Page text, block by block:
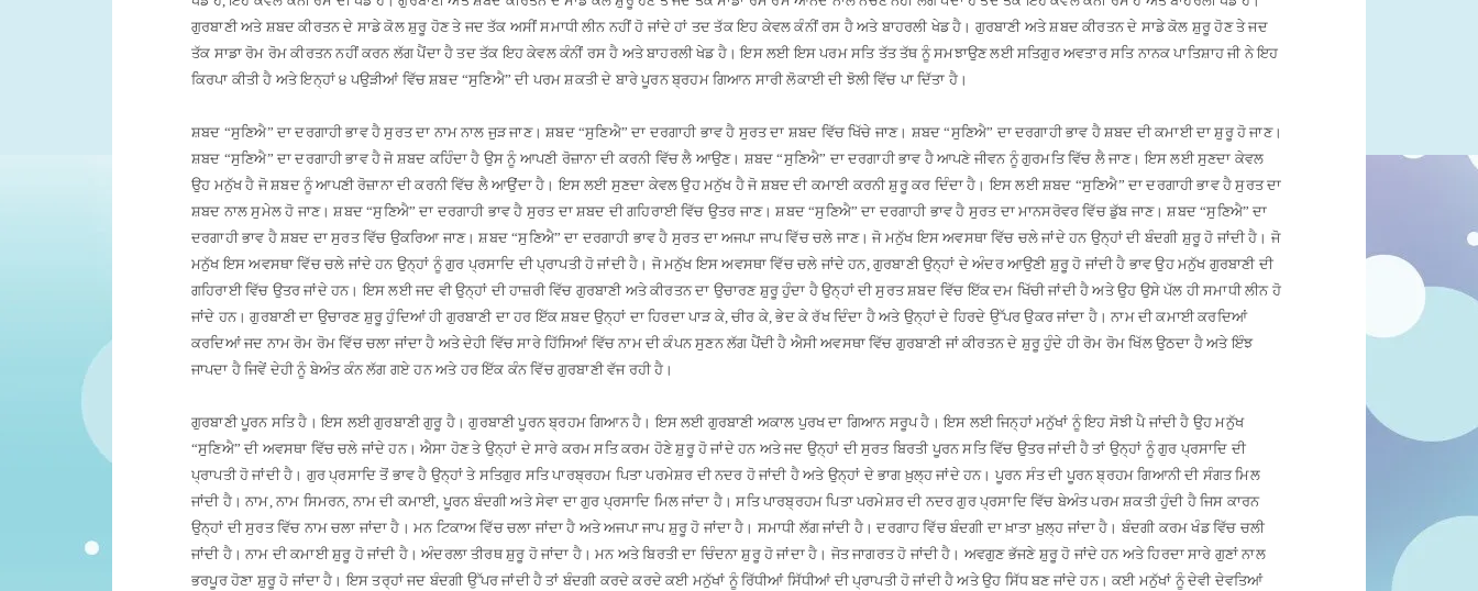
ਗੁਰਬਾਣੀ ਅਤੇ ਸ਼ਬਦ ਕੀਰਤਨ ਦੇ ਸਾਡੇ ਕੋਲ ਸ਼ੁਰੂ ਹੋਣ ਤੇ ਜਦ ਤੱਕ ਅਸੀਂ ਸਮਾਧੀ ਲੀਨ ਨਹੀਂ ਹੋ ਜਾਂਦੇ ਹਾਂ ਤਦ ਤੱਕ ਇਹ ਕੇਵਲ ਕੰਨੀਂ ਰਸ ਹੈ ਅਤੇ ਬਾਹਰਲੀ ਖੇਡ ਹੈ । ਗੁਰਬਾਣੀ ਅਤੇ ਸ਼ਬਦ ਕੀਰਤਨ ਦੇ ਸਾਡੇ ਕੋਲ ਸ਼ੁਰੂ ਹੋਣ ਤੇ ਜਦ
ਤੱਕ ਸਾਡਾ ਰੋਮ ਰੋਮ ਕੀਰਤਨ ਨਹੀਂ ਕਰਨ ਲੱਗ ਪੈਂਦਾ ਹੈ ਤਦ ਤੱਕ ਇਹ ਕੇਵਲ ਕੰਨੀਂ ਰਸ ਹੈ ਅਤੇ ਬਾਹਰਲੀ ਖੇਡ ਹੈ ।ਇਸ ਲਈ ਇਸ ਪਰਮ ਸਤਿ ਤੱਤ ਤੱਥ ਨੂੰ ਸਮਝਾਉਣ ਲਈ ਸਤਿਗੁਰ ਅਵਤਾਰ ਸਤਿ ਨਾਨਕ ਪਾਤਿਸ਼ਾਹ ਜੀ ਨੇ ਇਹ
ਕਿਰਪਾ ਕੀਤੀ ਹੈ ਅਤੇ ਇਨ੍ਹਾਂ ੪ ਪਉੜੀਆਂ ਵਿੱਚ ਸ਼ਬਦ “ਸੁਣਿਐ” ਦੀ ਪਰਮ ਸ਼ਕਤੀ ਦੇ ਬਾਰੇ ਪੂਰਨ ਬ੍ਰਹਮ ਗਿਆਨ ਸਾਰੀ ਲੋਕਾਈ ਦੀ ਝੋਲੀ ਵਿੱਚ ਪਾ ਦਿੱਤਾ ਹੈ ।
ਸ਼ਬਦ “ਸੁਣਿਐ” ਦਾ ਦਰਗਾਹੀ ਭਾਵ ਹੈ ਸੁਰਤ ਦਾ ਨਾਮ ਨਾਲ ਜੁੜ ਜਾਣ।ਸ਼ਬਦ “ਸੁਣਿਐ” ਦਾ ਦਰਗਾਹੀ ਭਾਵ ਹੈ ਸੁਰਤ ਦਾ ਸ਼ਬਦ ਵਿੱਚ ਖਿੱਚੇ ਜਾਣ। ਸ਼ਬਦ “ਸੁਣਿਐ” ਦਾ ਦਰਗਾਹੀ ਭਾਵ ਹੈ ਸ਼ਬਦ ਦੀ ਕਮਾਈ ਦਾ ਸ਼ੁਰੂ ਹੋ ਜਾਣ।
ਸ਼ਬਦ “ਸੁਣਿਐ” ਦਾ ਦਰਗਾਹੀ ਭਾਵ ਹੈ ਜੋ ਸ਼ਬਦ ਕਹਿੰਦਾ ਹੈ ਉਸ ਨੂੰ ਆਪਣੀ ਰੋਜ਼ਾਨਾ ਦੀ ਕਰਨੀ ਵਿੱਚ ਲੈ ਆਉਣ। ਸ਼ਬਦ “ਸੁਣਿਐ” ਦਾ ਦਰਗਾਹੀ ਭਾਵ ਹੈ ਆਪਣੇ ਜੀਵਨ ਨੂੰ ਗੁਰਮਤਿ ਵਿੱਚ ਲੈ ਜਾਣ।ਇਸ ਲਈ ਸੁਣਦਾ ਕੇਵਲ
ਉਹ ਮਨੁੱਖ ਹੈ ਜੋ ਸ਼ਬਦ ਨੂੰ ਆਪਣੀ ਰੋਜ਼ਾਨਾ ਦੀ ਕਰਨੀ ਵਿੱਚ ਲੈ ਆਉਂਦਾ ਹੈ ।ਇਸ ਲਈ ਸੁਣਦਾ ਕੇਵਲ ਉਹ ਮਨੁੱਖ ਹੈ ਜੋ ਸ਼ਬਦ ਦੀ ਕਮਾਈ ਕਰਨੀ ਸ਼ੁਰੂ ਕਰ ਦਿੰਦਾ ਹੈ ।ਇਸ ਲਈ ਸ਼ਬਦ “ਸੁਣਿਐ” ਦਾ ਦਰਗਾਹੀ ਭਾਵ ਹੈ ਸੁਰਤ ਦਾ
ਸ਼ਬਦ ਨਾਲ ਸੁਮੇਲ ਹੋ ਜਾਣ।ਸ਼ਬਦ “ਸੁਣਿਐ” ਦਾ ਦਰਗਾਹੀ ਭਾਵ ਹੈ ਸੁਰਤ ਦਾ ਸ਼ਬਦ ਦੀ ਗਹਿਰਾਈ ਵਿੱਚ ਉਤਰ ਜਾਣ।ਸ਼ਬਦ “ਸੁਣਿਐ” ਦਾ ਦਰਗਾਹੀ ਭਾਵ ਹੈ ਸੁਰਤ ਦਾ ਮਾਨਸਰੋਵਰ ਵਿੱਚ ਡੁੱਬ ਜਾਣ।ਸ਼ਬਦ “ਸੁਣਿਐ” ਦਾ
ਦਰਗਾਹੀ ਭਾਵ ਹੈ ਸ਼ਬਦ ਦਾ ਸੁਰਤ ਵਿੱਚ ਉਕਰਿਆ ਜਾਣ।ਸ਼ਬਦ “ਸੁਣਿਐ” ਦਾ ਦਰਗਾਹੀ ਭਾਵ ਹੈ ਸੁਰਤ ਦਾ ਅਜਪਾ ਜਾਪ ਵਿੱਚ ਚਲੇ ਜਾਣ।ਜੋ ਮਨੁੱਖ ਇਸ ਅਵਸਥਾ ਵਿੱਚ ਚਲੇ ਜਾਂਦੇ ਹਨ ਉਨ੍ਹਾਂ ਦੀ ਬੰਦਗੀ ਸ਼ੁਰੂ ਹੋ ਜਾਂਦੀ ਹੈ । ਜੋ
ਮਨੁੱਖ ਇਸ ਅਵਸਥਾ ਵਿੱਚ ਚਲੇ ਜਾਂਦੇ ਹਨ ਉਨ੍ਹਾਂ ਨੂੰ ਗੁਰ ਪ੍ਰਸਾਦਿ ਦੀ ਪ੍ਰਾਪਤੀ ਹੋ ਜਾਂਦੀ ਹੈ । ਜੋ ਮਨੁੱਖ ਇਸ ਅਵਸਥਾ ਵਿੱਚ ਚਲੇ ਜਾਂਦੇ ਹਨ, ਗੁਰਬਾਣੀ ਉਨ੍ਹਾਂ ਦੇ ਅੰਦਰ ਆਉਣੀ ਸ਼ੁਰੂ ਹੋ ਜਾਂਦੀ ਹੈ ਭਾਵ ਉਹ ਮਨੁੱਖ ਗੁਰਬਾਣੀ ਦੀ
ਗਹਿਰਾਈ ਵਿੱਚ ਉਤਰ ਜਾਂਦੇ ਹਨ।ਇਸ ਲਈ ਜਦ ਵੀ ਉਨ੍ਹਾਂ ਦੀ ਹਾਜ਼ਰੀ ਵਿੱਚ ਗੁਰਬਾਣੀ ਅਤੇ ਕੀਰਤਨ ਦਾ ਉਚਾਰਣ ਸ਼ੁਰੂ ਹੁੰਦਾ ਹੈ ਉਨ੍ਹਾਂ ਦੀ ਸੁਰਤ ਸ਼ਬਦ ਵਿੱਚ ਇੱਕ ਦਮ ਖਿੱਚੀ ਜਾਂਦੀ ਹੈ ਅਤੇ ਉਹ ਉਸੇ ਪੱਲ ਹੀ ਸਮਾਧੀ ਲੀਨ ਹੋ
ਜਾਂਦੇ ਹਨ।ਗੁਰਬਾਣੀ ਦਾ ਉਚਾਰਣ ਸ਼ੁਰੂ ਹੁੰਦਿਆਂ ਹੀ ਗੁਰਬਾਣੀ ਦਾ ਹਰ ਇੱਕ ਸ਼ਬਦ ਉਨ੍ਹਾਂ ਦਾ ਹਿਰਦਾ ਪਾੜ ਕੇ, ਚੀਰ ਕੇ, ਭੇਦ ਕੇ ਰੱਖ ਦਿੰਦਾ ਹੈ ਅਤੇ ਉਨ੍ਹਾਂ ਦੇ ਹਿਰਦੇ ਉੱਪਰ ਉਕਰ ਜਾਂਦਾ ਹੈ ।ਨਾਮ ਦੀ ਕਮਾਈ ਕਰਦਿਆਂ
ਕਰਦਿਆਂ ਜਦ ਨਾਮ ਰੋਮ ਰੋਮ ਵਿੱਚ ਚਲਾ ਜਾਂਦਾ ਹੈ ਅਤੇ ਦੇਹੀ ਵਿੱਚ ਸਾਰੇ ਹਿੱਸਿਆਂ ਵਿੱਚ ਨਾਮ ਦੀ ਕੰਪਨ ਸੁਣਨ ਲੱਗ ਪੈਂਦੀ ਹੈ ਐਸੀ ਅਵਸਥਾ ਵਿੱਚ ਗੁਰਬਾਣੀ ਜਾਂ ਕੀਰਤਨ ਦੇ ਸ਼ੁਰੂ ਹੁੰਦੇ ਹੀ ਰੋਮ ਰੋਮ ਖਿੱਲ ਉਠਦਾ ਹੈ ਅਤੇ ਇੰਝ
ਜਾਪਦਾ ਹੈ ਜਿਵੇਂ ਦੇਹੀ ਨੂੰ ਬੇਅੰਤ ਕੰਨ ਲੱਗ ਗਏ ਹਨ ਅਤੇ ਹਰ ਇੱਕ ਕੰਨ ਵਿੱਚ ਗੁਰਬਾਣੀ ਵੱਜ ਰਹੀ ਹੈ ।
ਗੁਰਬਾਣੀ ਪੂਰਨ ਸਤਿ ਹੈ ।ਇਸ ਲਈ ਗੁਰਬਾਣੀ ਗੁਰੂ ਹੈ ।ਗੁਰਬਾਣੀ ਪੂਰਨ ਬ੍ਰਹਮ ਗਿਆਨ ਹੈ ।ਇਸ ਲਈ ਗੁਰਬਾਣੀ ਅਕਾਲ ਪੁਰਖ ਦਾ ਗਿਆਨ ਸਰੂਪ ਹੈ ।ਇਸ ਲਈ ਜਿਨ੍ਹਾਂ ਮਨੁੱਖਾਂ ਨੂੰ ਇਹ ਸੋਝੀ ਪੈ ਜਾਂਦੀ ਹੈ ਉਹ ਮਨੁੱਖ
“ਸੁਣਿਐ” ਦੀ ਅਵਸਥਾ ਵਿੱਚ ਚਲੇ ਜਾਂਦੇ ਹਨ।ਐਸਾ ਹੋਣ ਤੇ ਉਨ੍ਹਾਂ ਦੇ ਸਾਰੇ ਕਰਮ ਸਤਿ ਕਰਮ ਹੋਣੇ ਸ਼ੁਰੂ ਹੋ ਜਾਂਦੇ ਹਨ ਅਤੇ ਜਦ ਉਨ੍ਹਾਂ ਦੀ ਸੁਰਤ ਬਿਰਤੀ ਪੂਰਨ ਸਤਿ ਵਿੱਚ ਉਤਰ ਜਾਂਦੀ ਹੈ ਤਾਂ ਉਨ੍ਹਾਂ ਨੂੰ ਗੁਰ ਪ੍ਰਸਾਦਿ ਦੀ
ਪ੍ਰਾਪਤੀ ਹੋ ਜਾਂਦੀ ਹੈ । ਗੁਰ ਪ੍ਰਸਾਦਿ ਤੋਂ ਭਾਵ ਹੈ ਉਨ੍ਹਾਂ ਤੇ ਸਤਿਗੁਰ ਸਤਿ ਪਾਰਬ੍ਰਹਮ ਪਿਤਾ ਪਰਮੇਸ਼ਰ ਦੀ ਨਦਰ ਹੋ ਜਾਂਦੀ ਹੈ ਅਤੇ ਉਨ੍ਹਾਂ ਦੇ ਭਾਗ ਖ਼ੁਲ੍ਹ ਜਾਂਦੇ ਹਨ। ਪੂਰਨ ਸੰਤ ਦੀ ਪੂਰਨ ਬ੍ਰਹਮ ਗਿਆਨੀ ਦੀ ਸੰਗਤ ਮਿਲ
ਜਾਂਦੀ ਹੈ।ਨਾਮ, ਨਾਮ ਸਿਮਰਨ, ਨਾਮ ਦੀ ਕਮਾਈ, ਪੂਰਨ ਬੰਦਗੀ ਅਤੇ ਸੇਵਾ ਦਾ ਗੁਰ ਪ੍ਰਸਾਦਿ ਮਿਲ ਜਾਂਦਾ ਹੈ ।ਸਤਿ ਪਾਰਬ੍ਰਹਮ ਪਿਤਾ ਪਰਮੇਸ਼ਰ ਦੀ ਨਦਰ ਗੁਰ ਪ੍ਰਸਾਦਿ ਵਿੱਚ ਬੇਅੰਤ ਪਰਮ ਸ਼ਕਤੀ ਹੁੰਦੀ ਹੈ ਜਿਸ ਕਾਰਨ
ਉਨ੍ਹਾਂ ਦੀ ਸੁਰਤ ਵਿੱਚ ਨਾਮ ਚਲਾ ਜਾਂਦਾ ਹੈ ।ਮਨ ਟਿਕਾਅ ਵਿੱਚ ਚਲਾ ਜਾਂਦਾ ਹੈ ਅਤੇ ਅਜਪਾ ਜਾਪ ਸ਼ੁਰੂ ਹੋ ਜਾਂਦਾ ਹੈ । ਸਮਾਧੀ ਲੱਗ ਜਾਂਦੀ ਹੈ ।ਦਰਗਾਹ ਵਿੱਚ ਬੰਦਗੀ ਦਾ ਖ਼ਾਤਾ ਖ਼ੁਲ੍ਹ ਜਾਂਦਾ ਹੈ । ਬੰਦਗੀ ਕਰਮ ਖੰਡ ਵਿੱਚ ਚਲੀ
ਜਾਂਦੀ ਹੈ।ਨਾਮ ਦੀ ਕਮਾਈ ਸ਼ੁਰੂ ਹੋ ਜਾਂਦੀ ਹੈ।ਅੰਦਰਲਾ ਤੀਰਥ ਸ਼ੁਰੂ ਹੋ ਜਾਂਦਾ ਹੈ।ਮਨ ਅਤੇ ਬਿਰਤੀ ਦਾ ਚਿੰਦਨਾ ਸ਼ੁਰੂ ਹੋ ਜਾਂਦਾ ਹੈ । ਜੋਤ ਜਾਗਰਤ ਹੋ ਜਾਂਦੀ ਹੈ । ਅਵਗੁਣ ਭੱਜਣੇ ਸ਼ੁਰੂ ਹੋ ਜਾਂਦੇ ਹਨ ਅਤੇ ਹਿਰਦਾ ਸਾਰੇ ਗੁਣਾਂ ਨਾਲ
ਭਰਪੂਰ ਹੋਣਾ ਸ਼ੁਰੂ ਹੋ ਜਾਂਦਾ ਹੈ ।ਇਸ ਤਰ੍ਹਾਂ ਜਦ ਬੰਦਗੀ ਉੱਪਰ ਜਾਂਦੀ ਹੈ ਤਾਂ ਬੰਦਗੀ ਕਰਦੇ ਕਰਦੇ ਕਈ ਮਨੁੱਖਾਂ ਨੂੰ ਰਿੱਧੀਆਂ ਸਿੱਧੀਆਂ ਦੀ ਪ੍ਰਾਪਤੀ ਹੋ ਜਾਂਦੀ ਹੈ ਅਤੇ ਉਹ ਸਿੱਧ ਬਣ ਜਾਂਦੇ ਹਨ।ਕਈ ਮਨੁੱਖਾਂ ਨੂੰ ਦੇਵੀ ਦੇਵਤਿਆਂ